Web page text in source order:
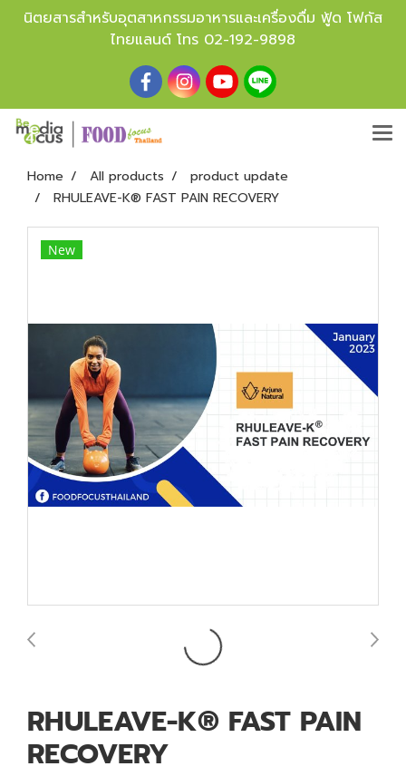
นิตยสารสำหรับอุตสาหกรรมอาหารและเครื่องดื่ม ฟู้ด โฟกัส
ไทยแลนด์ โทร 02-192-9898
Home All products
product update
RHULEAVE-K® FAST PAIN RECOVERY
New
RHULEAVE-K® FAST PAIN
RECOVERY